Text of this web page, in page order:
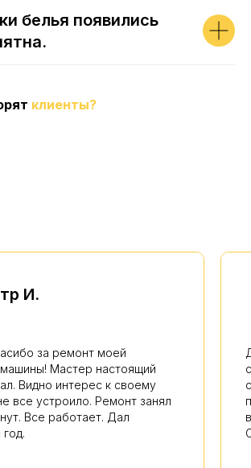
белья появились
клиенты?
И.
за ремонт моей
Мастер настоящий
Видно интерес к своему
все устроило. Ремонт занял
Все работает. Дал